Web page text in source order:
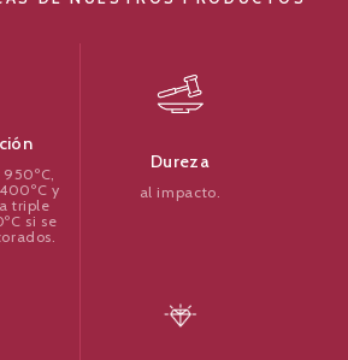
y
triple
si se
Dureza
al impacto.